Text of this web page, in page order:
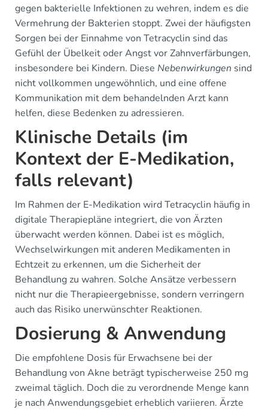
gegen bakterielle Infektionen zu wehren, indem es die
Vermehrung der Bakterien stoppt. Zwei der häufigsten
Sorgen bei der Einnahme von Tetracyclin sind das
Gefühl der Übelkeit oder Angst vor Zahnverfärbungen,
insbesondere bei Kindern. Diese Nebenwirkungen sind
nicht vollkommen ungewöhnlich, und eine offene
Kommunikation mit dem behandelnden Arzt kann
helfen, diese Bedenken zu adressieren.
Klinische Details (im
Kontext der E-Medikation,
falls relevant)
Im Rahmen der E-Medikation wird Tetracyclin häufig in
digitale Therapiepläne integriert, die von Ärzten
überwacht werden können. Dabei ist es möglich,
Wechselwirkungen mit anderen Medikamenten in
Echtzeit zu erkennen, um die Sicherheit der
Behandlung zu wahren. Solche Ansätze verbessern
nicht nur die Therapieergebnisse, sondern verringern
auch das Risiko unerwünschter Reaktionen.
Dosierung & Anwendung
Die empfohlene Dosis für Erwachsene bei der
Behandlung von Akne beträgt typischerweise 250 mg
zweimal täglich. Doch die zu verordnende Menge kann
je nach Anwendungsgebiet erheblich variieren. Ärzte